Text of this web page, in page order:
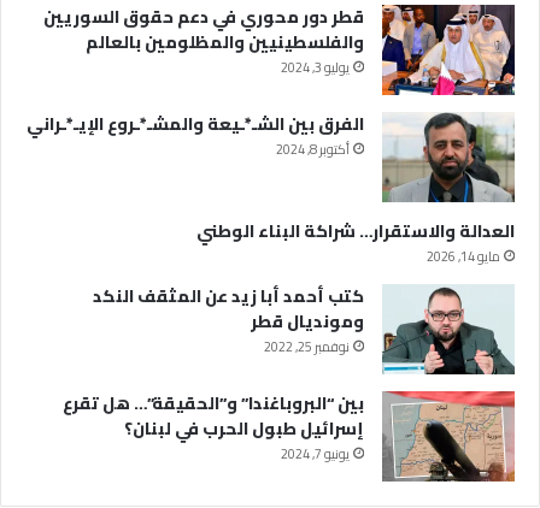
قطر دور محوري في دعم حقوق السوريين
والفلسطينيين والمظلومين بالعالم
يوليو 3, 2024
الفرق بين الشـ*ـيعة والمشـ*ـروع الإيـ*ـراني
أكتوبر 8, 2024
العدالة والاستقرار… شراكة البناء الوطني
مايو 14, 2026
كتب أحمد أبا زيد عن المثقف النكد
ومونديال قطر
نوفمبر 25, 2022
بين “البروباغندا” و”الحقيقة”… هل تقرع
إسرائيل طبول الحرب في لبنان؟
يونيو 7, 2024